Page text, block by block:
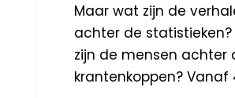
Maar wat zijn de
achter de statistieken?
zijn de mensen achter
krantenkoppen? Vanaf